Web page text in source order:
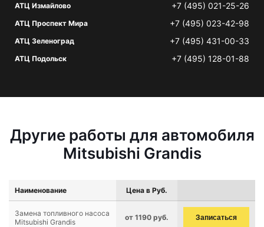
АТЦ Измайлово +7 (495) 021-25-26
АТЦ Проспект Мира +7 (495) 023-42-98
АТЦ Зеленоград +7 (495) 431-00-33
АТЦ Подольск +7 (495) 128-01-88
Другие работы для автомобиля
Mitsubishi Grandis
Наименование Цена в Руб.
Замена топливного насоса
Mitsubishi Grandis
от 1190 руб. Записаться